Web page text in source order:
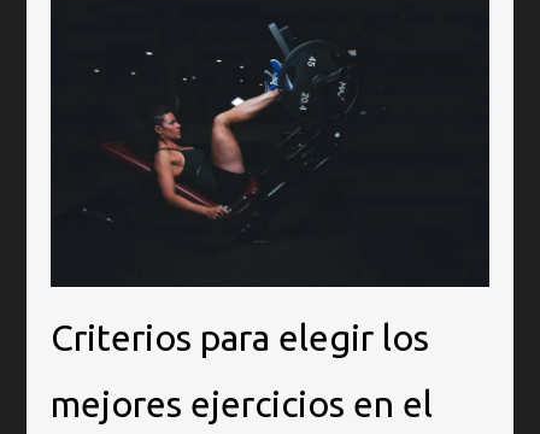
Criterios para elegir los
mejores ejercicios en el